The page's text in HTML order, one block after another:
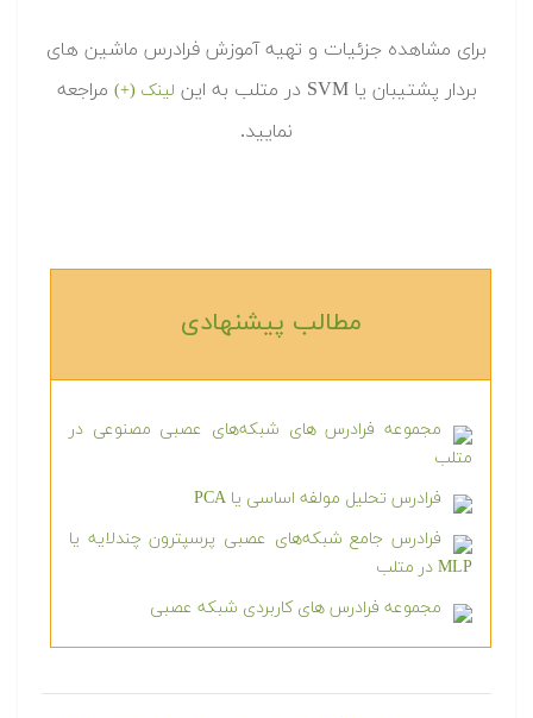
برای مشاهده جزئیات و تهیه آموزش فرادرس ماشین های
بردار پشتیبان یا SVM در متلب به این
لینک (+) مراجعه
نمایید.
مطالب پیشنهادی‎
مجموعه فرادرس های شبکه‌های عصبی مصنوعی در
متلب
فرادرس تحلیل مولفه اساسی یا PCA
فرادرس جامع شبکه‌های عصبی پرسپترون چندلایه یا
MLP در متلب
مجموعه فرادرس های کاربردی شبکه عصبی